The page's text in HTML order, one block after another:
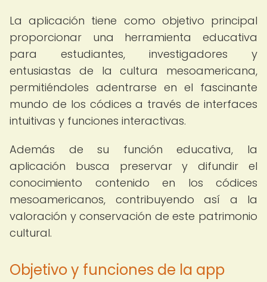
La aplicación tiene como objetivo principal
proporcionar una herramienta educativa
para estudiantes, investigadores y
entusiastas de la cultura mesoamericana,
permitiéndoles adentrarse en el fascinante
mundo de los códices a través de interfaces
intuitivas y funciones interactivas.
Además de su función educativa, la
aplicación busca preservar y difundir el
conocimiento contenido en los códices
mesoamericanos, contribuyendo así a la
valoración y conservación de este patrimonio
cultural.
Objetivo y funciones de la app